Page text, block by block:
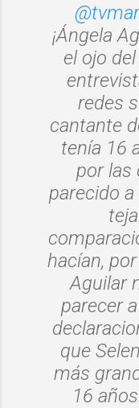
¡Ángela
el ojo
redes
cantante
tenía 16
por las
parecido a
hacían,
Aguilar
parecer
que
más
16